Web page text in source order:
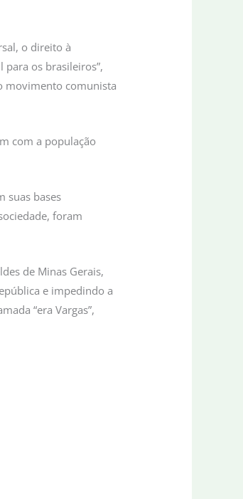
o direito à
os brasileiros”,
movimento comunista
com a população
suas bases
foram
de Minas Gerais,
e impedindo a
“era Vargas”,